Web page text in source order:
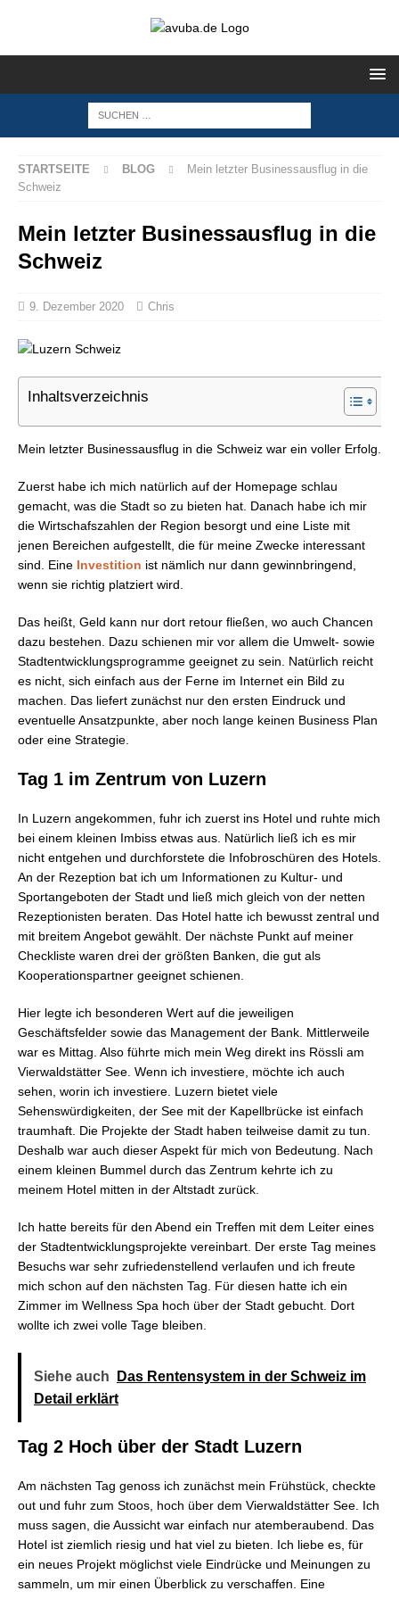
STARTSEITE BLOG
Mein letzter Businessausflug in die
Schweiz
Mein letzter Businessausflug in die
Schweiz
9. Dezember 2020 Chris
Inhaltsverzeichnis
Mein letzter Businessausflug in die Schweiz war ein voller Erfolg.
Zuerst habe ich mich natürlich auf der Homepage schlau
gemacht, was die Stadt so zu bieten hat. Danach habe ich mir
die Wirtschafszahlen der Region besorgt und eine Liste mit
jenen Bereichen aufgestellt, die für meine Zwecke interessant
sind. Eine Investition ist nämlich nur dann gewinnbringend,
wenn sie richtig platziert wird.
Das heißt, Geld kann nur dort retour fließen, wo auch Chancen
dazu bestehen. Dazu schienen mir vor allem die Umwelt- sowie
Stadtentwicklungsprogramme geeignet zu sein. Natürlich reicht
es nicht, sich einfach aus der Ferne im Internet ein Bild zu
machen. Das liefert zunächst nur den ersten Eindruck und
eventuelle Ansatzpunkte, aber noch lange keinen Business Plan
oder eine Strategie.
Tag 1 im Zentrum von Luzern
In Luzern angekommen, fuhr ich zuerst ins Hotel und ruhte mich
bei einem kleinen Imbiss etwas aus. Natürlich ließ ich es mir
nicht entgehen und durchforstete die Infobroschüren des Hotels.
An der Rezeption bat ich um Informationen zu Kultur- und
Sportangeboten der Stadt und ließ mich gleich von der netten
Rezeptionisten beraten. Das Hotel hatte ich bewusst zentral und
mit breitem Angebot gewählt. Der nächste Punkt auf meiner
Checkliste waren drei der größten Banken, die gut als
Kooperationspartner geeignet schienen.
Hier legte ich besonderen Wert auf die jeweiligen
Geschäftsfelder sowie das Management der Bank. Mittlerweile
war es Mittag. Also führte mich mein Weg direkt ins Rössli am
Vierwaldstätter See. Wenn ich investiere, möchte ich auch
sehen, worin ich investiere. Luzern bietet viele
Sehenswürdigkeiten, der See mit der Kapellbrücke ist einfach
traumhaft. Die Projekte der Stadt haben teilweise damit zu tun.
Deshalb war auch dieser Aspekt für mich von Bedeutung. Nach
einem kleinen Bummel durch das Zentrum kehrte ich zu
meinem Hotel mitten in der Altstadt zurück.
Ich hatte bereits für den Abend ein Treffen mit dem Leiter eines
der Stadtentwicklungsprojekte vereinbart. Der erste Tag meines
Besuchs war sehr zufriedenstellend verlaufen und ich freute
mich schon auf den nächsten Tag. Für diesen hatte ich ein
Zimmer im Wellness Spa hoch über der Stadt gebucht. Dort
wollte ich zwei volle Tage bleiben.
Siehe auch
Das Rentensystem in der Schweiz im
Detail erklärt
Tag 2 Hoch über der Stadt Luzern
Am nächsten Tag genoss ich zunächst mein Frühstück, checkte
out und fuhr zum Stoos, hoch über dem Vierwaldstätter See. Ich
muss sagen, die Aussicht war einfach nur atemberaubend. Das
Hotel ist ziemlich riesig und hat viel zu bieten. Ich liebe es, für
ein neues Projekt möglichst viele Eindrücke und Meinungen zu
sammeln, um mir einen Überblick zu verschaffen. Eine